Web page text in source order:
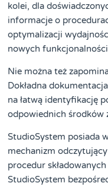
kolei, dla
informacje o
optymalizacji
nowych
Nie można też
Dokładna
na łatwą identyfikację
odpowiednich środków
StudioSystem posiada
mechanizm
procedur
StudioSystem